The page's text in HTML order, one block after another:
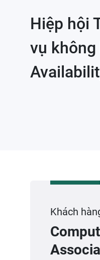
Hiệp hội
vụ không
Khách